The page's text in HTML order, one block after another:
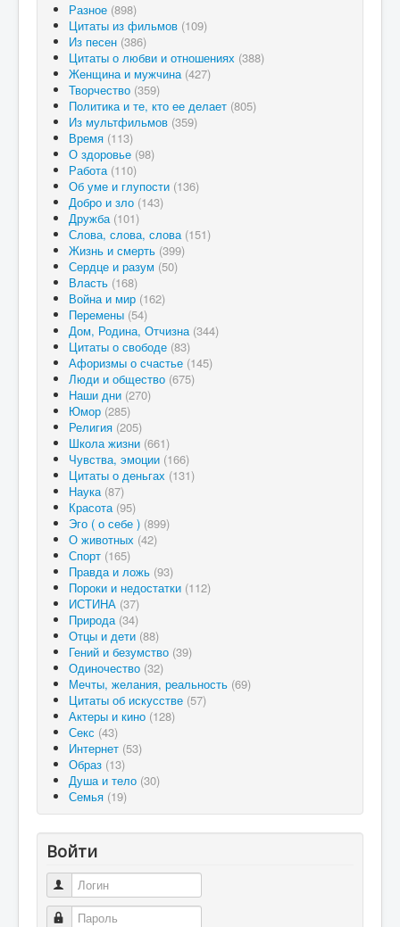
Разное (898)
Цитаты из фильмов (109)
Из песен (386)
Цитаты о любви и отношениях (388)
Женщина и мужчина (427)
Творчество (359)
Политика и те, кто ее делает (805)
Из мультфильмов (359)
Время (113)
О здоровье (98)
Работа (110)
Об уме и глупости (136)
Добро и зло (143)
Дружба (101)
Слова, слова, слова (151)
Жизнь и смерть (399)
Сердце и разум (50)
Власть (168)
Война и мир (162)
Перемены (54)
Дом, Родина, Отчизна (344)
Цитаты о свободе (83)
Афоризмы о счастье (145)
Люди и общество (675)
Наши дни (270)
Юмор (285)
Религия (205)
Школа жизни (661)
Чувства, эмоции (166)
Цитаты о деньгах (131)
Наука (87)
Красота (95)
Эго ( о себе ) (899)
О животных (42)
Спорт (165)
Правда и ложь (93)
Пороки и недостатки (112)
ИСТИНА (37)
Природа (34)
Отцы и дети (88)
Гений и безумство (39)
Одиночество (32)
Мечты, желания, реальность (69)
Цитаты об искусстве (57)
Актеры и кино (128)
Секс (43)
Интернет (53)
Образ (13)
Душа и тело (30)
Семья (19)
Войти
Логин
Пароль